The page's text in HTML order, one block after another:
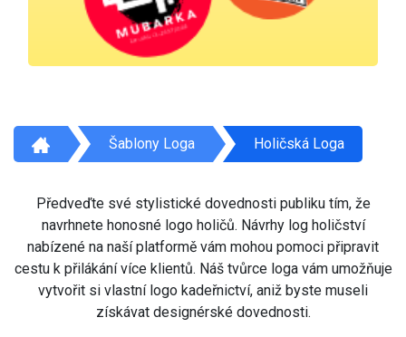
Šablony Loga Holičská Loga
Předveďte své stylistické dovednosti publiku tím, že
navrhnete honosné logo holičů. Návrhy log holičství
nabízené na naší platformě vám mohou pomoci připravit
cestu k přilákání více klientů. Náš tvůrce loga vám umožňuje
vytvořit si vlastní logo kadeřnictví, aniž byste museli
získávat designérské dovednosti.